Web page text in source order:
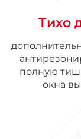
Тихо
полную
окна